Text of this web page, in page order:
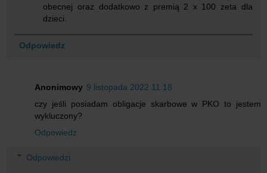
obecnej oraz dodatkowo z premią 2 x 100 zeta dla
dzieci.
Odpowiedz
Anonimowy 9 listopada 2022 11:18
czy jeśli posiadam obligacje skarbowe w PKO to jestem
wykluczony?
Odpowiedz
Odpowiedzi